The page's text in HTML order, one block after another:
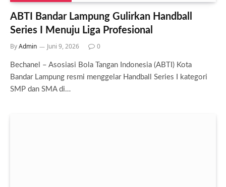
ABTI Bandar Lampung Gulirkan Handball
Series I Menuju Liga Profesional
ByAdmin Juni 9, 2026 0
Bechanel – Asosiasi Bola Tangan Indonesia (ABTI) Kota
Bandar Lampung resmi menggelar Handball Series I kategori
SMP dan SMA di…